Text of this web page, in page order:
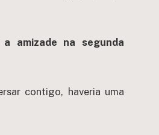
amizade na segunda
contigo, haveria uma